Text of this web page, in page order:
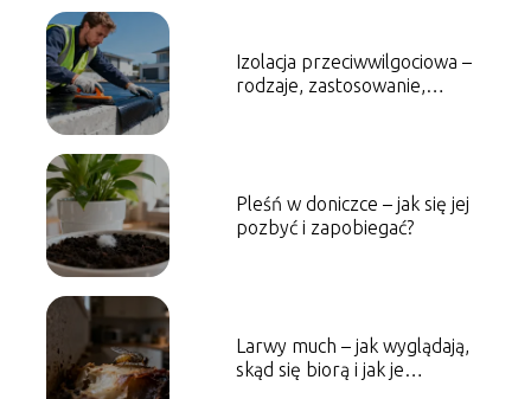
Izolacja przeciwwilgociowa –
rodzaje, zastosowanie,
Pleśń w doniczce – jak się jej
pozbyć i zapobiegać?
Larwy much – jak wyglądają,
skąd się biorą i jak je